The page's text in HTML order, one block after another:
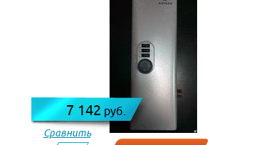
7 142 руб.
Сравнить